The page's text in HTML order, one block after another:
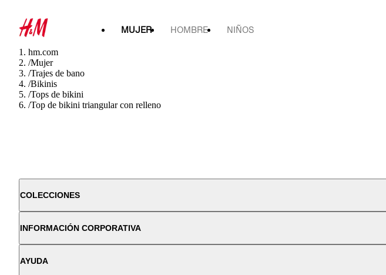
MUJER HOMBRE NIÑOS
hm.com
/Mujer
/Trajes de bano
/Bikinis
/Tops de bikini
/Top de bikini triangular con relleno
COLECCIONES
INFORMACIÓN CORPORATIVA
AYUDA